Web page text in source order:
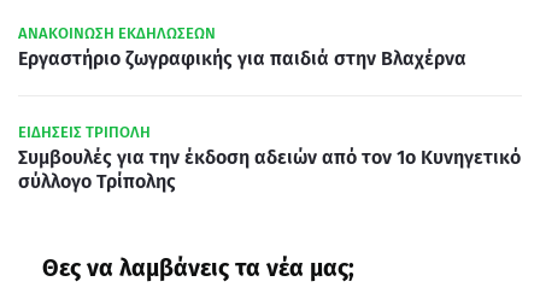
ΑΝΑΚΟΙΝΩΣΗ ΕΚΔΗΛΩΣΕΩΝ
Εργαστήριο ζωγραφικής για παιδιά στην Βλαχέρνα
ΕΙΔΗΣΕΙΣ ΤΡΙΠΟΛΗ
Συμβουλές για την έκδοση αδειών από τον 1ο Κυνηγετικό
σύλλογο Τρίπολης
Θες να λαμβάνεις τα νέα μας;